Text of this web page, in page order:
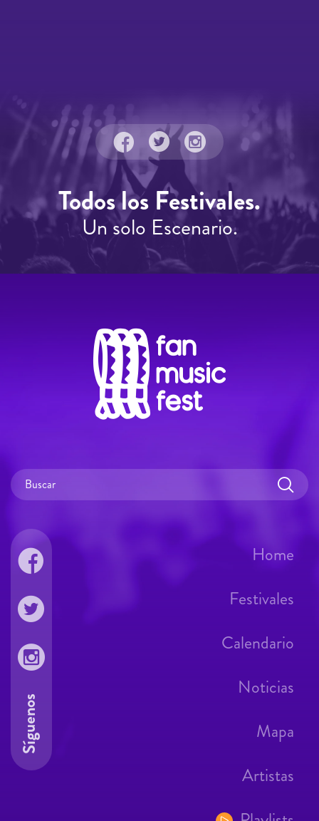
Todos los Festivales.
Un solo Escenario.
Home
Festivales
Calendario
Noticias
Mapa
Artistas
Síguenos